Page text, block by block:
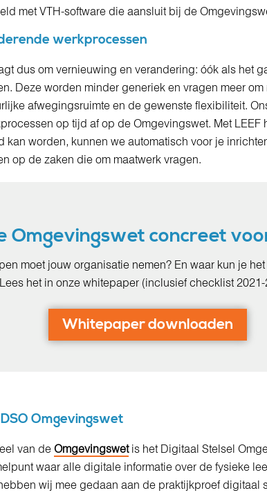
met VTH-software die aansluit bij de
werkprocessen
dus om vernieuwing en verandering: óók als het
Deze worden minder generiek en vragen meer
afwegingsruimte en de gewenste flexibiliteit.
op tijd af op de Omgevingswet. Met
worden, kunnen we automatisch voor je
op de zaken die om maatwerk vragen.
Omgevingswet concreet
moet jouw organisatie nemen? En waar kun je
Lees het in onze whitepaper (inclusief checklist 2021-
Whitepaper downloaden
Omgevingswet
van de Omgevingswetis het Digitaal Stelsel
waar alle digitale informatie over de fysieke
wij mee gedaan aan de praktijkproef digitaal